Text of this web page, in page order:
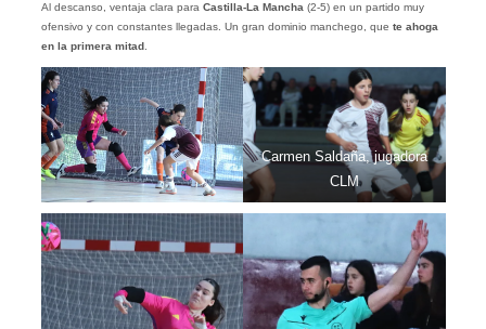
Al descanso, ventaja clara para Castilla-La Mancha(2-5) en un partido muy
ofensivo y con constantes llegadas. Un gran dominio manchego, que te ahoga
en la primera mitad .
Carmen Saldaña, jugadora
CLM